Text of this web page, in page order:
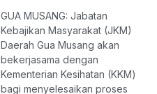
GUA MUSANG: Jabatan
Kebajikan Masyarakat (JKM)
Daerah Gua Musang akan
bekerjasama dengan
Kementerian Kesihatan (KKM)
bagi menyelesaikan proses